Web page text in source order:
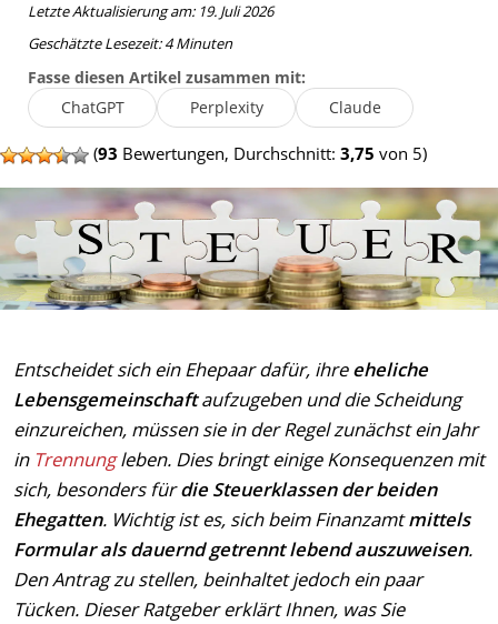
Letzte Aktualisierung am: 19. Juli 2026
Geschätzte Lesezeit:4 Minuten
Fasse diesen Artikel zusammen mit:
ChatGPT
Perplexity Claude
(93 Bewertungen, Durchschnitt: 3,75 von 5)
Entscheidet sich ein Ehepaar dafür, ihreeheliche
Lebensgemeinschaftaufzugeben und die Scheidung
einzureichen, müssen sie in der Regel zunächst ein Jahr
in Trennungleben. Dies bringt einige Konsequenzen mit
sich, besonders fürdie Steuerklassen der beiden
Ehegatten. Wichtig ist es, sich beim Finanzamtmittels
Formular als dauernd getrennt lebend auszuweisen.
Den Antrag zu stellen, beinhaltet jedoch ein paar
Tücken. Dieser Ratgeber erklärt Ihnen, was Sie